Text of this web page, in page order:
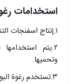
استخدامات
۱.إنتاج اسفنجات التنظيف المستخدمة في الطب
٢.يتم
وتحميها.
٣.تستخدم رغوة البولي إيثيلين في إنتاج الكمامات الجراحية.